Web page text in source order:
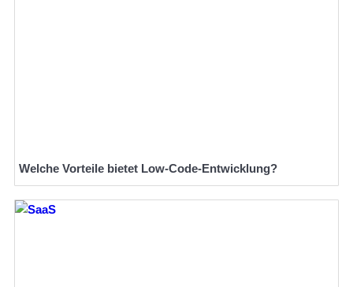
Welche Vorteile bietet Low-Code-Entwicklung?